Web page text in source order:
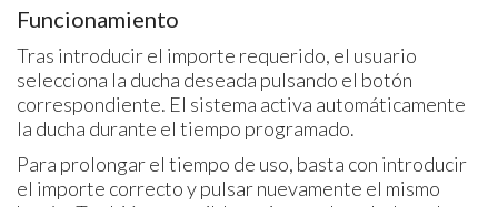
Funcionamiento
Tras introducir el importe requerido, el usuario
selecciona la ducha deseada pulsando el botón
correspondiente. El sistema activa automáticamente
la ducha durante el tiempo programado.
Para prolongar el tiempo de uso, basta con introducir
el importe correcto y pulsar nuevamente el mismo